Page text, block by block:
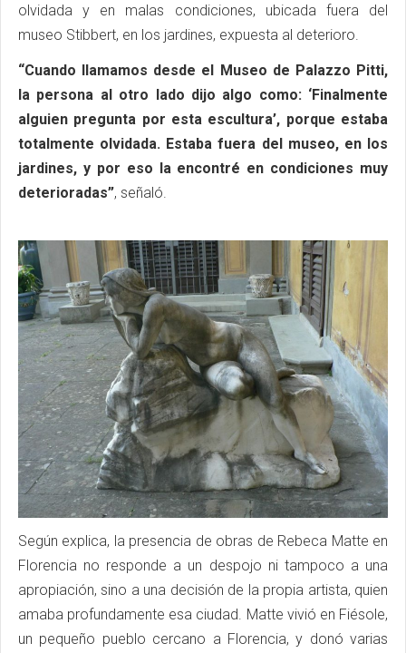
olvidada y en malas condiciones, ubicada fuera del
museo Stibbert, en los jardines, expuesta al deterioro.
“Cuando llamamos desde el Museo de Palazzo Pitti,
la persona al otro lado dijo algo como: ‘Finalmente
alguien pregunta por esta escultura’, porque estaba
totalmente olvidada. Estaba fuera del museo, en los
jardines, y por eso la encontré en condiciones muy
deterioradas”, señaló.
Según explica, la presencia de obras de Rebeca Matte en
Florencia no responde a un despojo ni tampoco a una
apropiación, sino a una decisión de la propia artista, quien
amaba profundamente esa ciudad. Matte vivió en Fiésole,
un pequeño pueblo cercano a Florencia, y donó varias